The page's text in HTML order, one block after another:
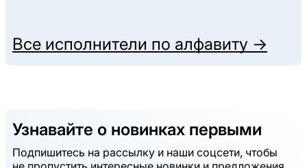
Все исполнители по алфавиту →
Узнавайте о новинках первыми
Подпишитесь на рассылку и наши соцсети, чтобы